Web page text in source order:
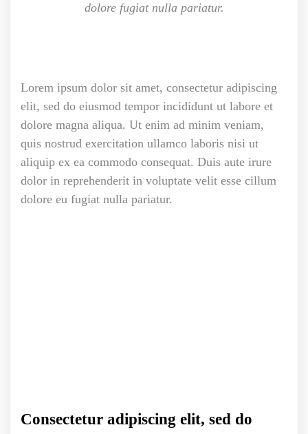
dolore fugiat nulla pariatur.
Lorem ipsum dolor sit amet, consectetur adipiscing
elit, sed do eiusmod tempor incididunt ut labore et
dolore magna aliqua. Ut enim ad minim veniam,
quis nostrud exercitation ullamco laboris nisi ut
aliquip ex ea commodo consequat. Duis aute irure
dolor in reprehenderit in voluptate velit esse cillum
dolore eu fugiat nulla pariatur.
Consectetur adipiscing elit, sed do